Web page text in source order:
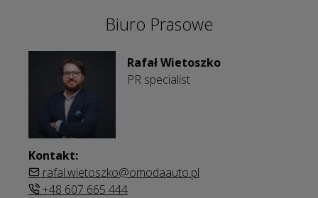
Biuro Prasowe
Rafał Wietoszko
PR specialist
Kontakt:
rafal.wietoszko@omodaauto.pl
+48 607 665 444